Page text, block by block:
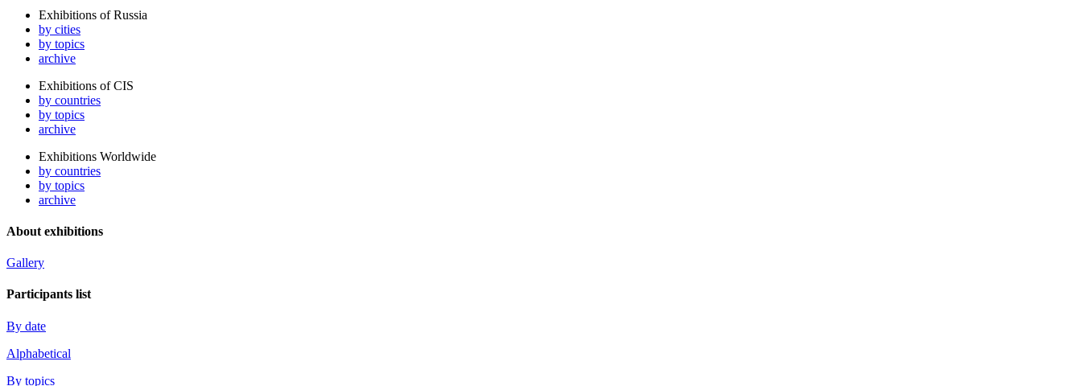
Exhibitions of Russia
by cities
by topics
archive
Exhibitions of CIS
by countries
by topics
archive
Exhibitions Worldwide
by countries
by topics
archive
About exhibitions
Gallery
Participants list
By date
Alphabetical
By topics